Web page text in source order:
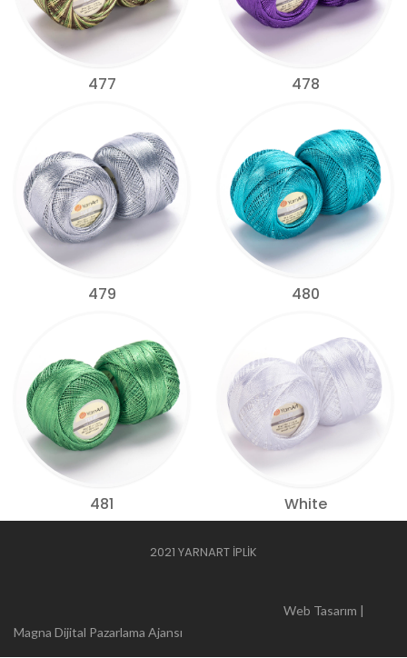
477 478
479 480
481 White
2021 YARNART İPLİK
Web Tasarım |
Magna Dijital Pazarlama Ajansı